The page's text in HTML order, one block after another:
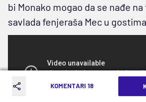
bi Monako mogao da se nađe
savlada fenjeraša Mec u
KOMENTARI 18